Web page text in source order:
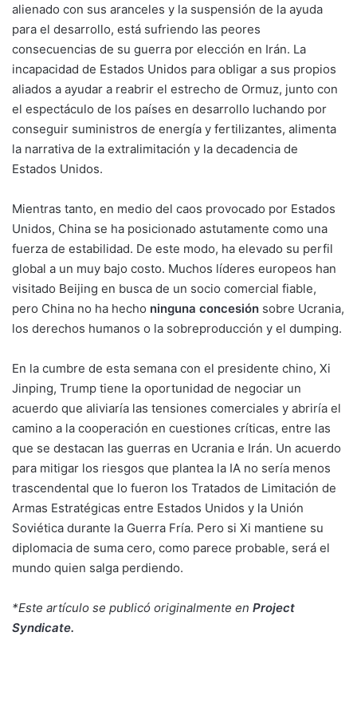
alienado con sus aranceles y la suspensión de la ayuda
para el desarrollo, está sufriendo las peores
consecuencias de su guerra por elección en Irán. La
incapacidad de Estados Unidos para obligar a sus propios
aliados a ayudar a reabrir el estrecho de Ormuz, junto con
el espectáculo de los países en desarrollo luchando por
conseguir suministros de energía y fertilizantes, alimenta
la narrativa de la extralimitación y la decadencia de
Estados Unidos.
Mientras tanto, en medio del caos provocado por Estados
Unidos, China se ha posicionado astutamente como una
fuerza de estabilidad. De este modo, ha elevado su perfil
global a un muy bajo costo. Muchos líderes europeos han
visitado Beijing en busca de un socio comercial fiable,
pero China no ha hecho ninguna concesión sobre Ucrania,
los derechos humanos o la sobreproducción y el dumping.
En la cumbre de esta semana con el presidente chino, Xi
Jinping, Trump tiene la oportunidad de negociar un
acuerdo que aliviaría las tensiones comerciales y abriría el
camino a la cooperación en cuestiones críticas, entre las
que se destacan las guerras en Ucrania e Irán. Un acuerdo
para mitigar los riesgos que plantea la IA no sería menos
trascendental que lo fueron los Tratados de Limitación de
Armas Estratégicas entre Estados Unidos y la Unión
Soviética durante la Guerra Fría. Pero si Xi mantiene su
diplomacia de suma cero, como parece probable, será el
mundo quien salga perdiendo.
*Este artículo se publicó originalmente en Project
Syndicate.